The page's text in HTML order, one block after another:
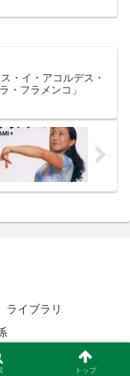
・イ・アコルデス・
・フラメンコ」
ライブラリ
トップ